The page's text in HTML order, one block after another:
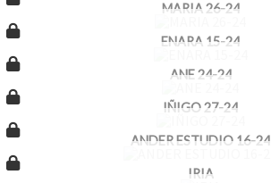
MARIA 26-24
ENARA 15-24
ANE 24-24
IÑIGO 27-24
ANDER ESTUDIO 16-24
IRIA